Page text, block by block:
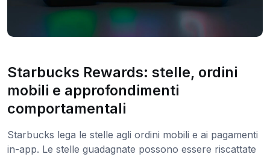
Starbucks Rewards: stelle, ordini
mobili e approfondimenti
comportamentali
Starbucks lega le stelle agli ordini mobili e ai pagamenti
in-app. Le stelle guadagnate possono essere riscattate